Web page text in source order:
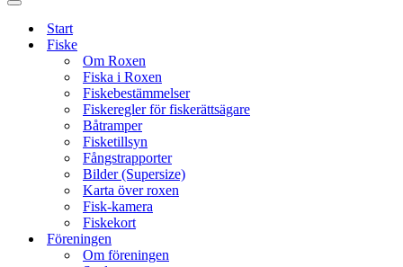
Navigeringsmeny
Start
Fiske
Om Roxen
Fiska i Roxen
Fiskebestämmelser
Fiskeregler för fiskerättsägare
Båtramper
Fisketillsyn
Fångstrapporter
Bilder (Supersize)
Karta över roxen
Fisk-kamera
Fiskekort
Föreningen
Om föreningen